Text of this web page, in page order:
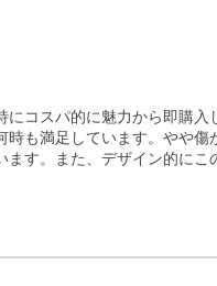
コスパ的に魅力から即購入
も満足しています。やや傷
す。また、デザイン的にこ